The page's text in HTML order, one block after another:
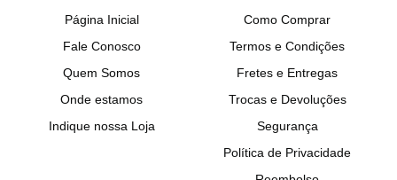
Página Inicial
Fale Conosco
Quem Somos
Onde estamos
Indique nossa Loja
Como Comprar
Termos e Condições
Fretes e Entregas
Trocas e Devoluções
Segurança
Política de Privacidade